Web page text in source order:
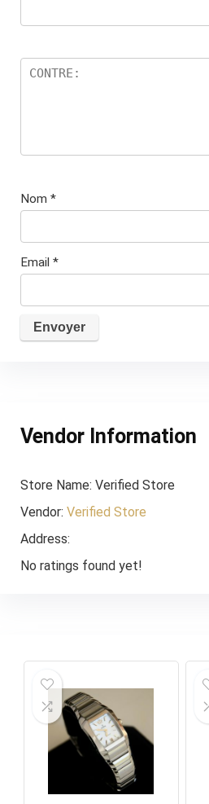
Nom *
Email *
Vendor Information
Store Name: Verified Store
Vendor: Verified Store
Address:
No ratings found yet!